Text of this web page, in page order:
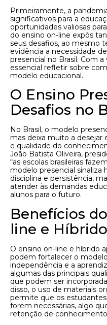
Primeiramente, a
significativos para a
oportunidades valiosas
do ensino on-line expôs
seus desafios, ao mesmo
evidência a necessidade
presencial no Brasil. Com
essencial refletir sobre
modelo educacional.
O Ensino
Desafios no
No Brasil, o modelo
mas deixa muito a
e qualidade do
João Batista Oliveira,
“as escolas brasileiras
modelo presencial sinaliza
disciplina e persistência,
atender às demandas
alunos para o futuro.
Benefícios
line e Híbrido
O ensino on-line e híbrido
podem fortalecer o
independência e a
algumas das principais
que podem ser
disso, o uso de materiais
permite que os
forem necessárias, algo
retenção de